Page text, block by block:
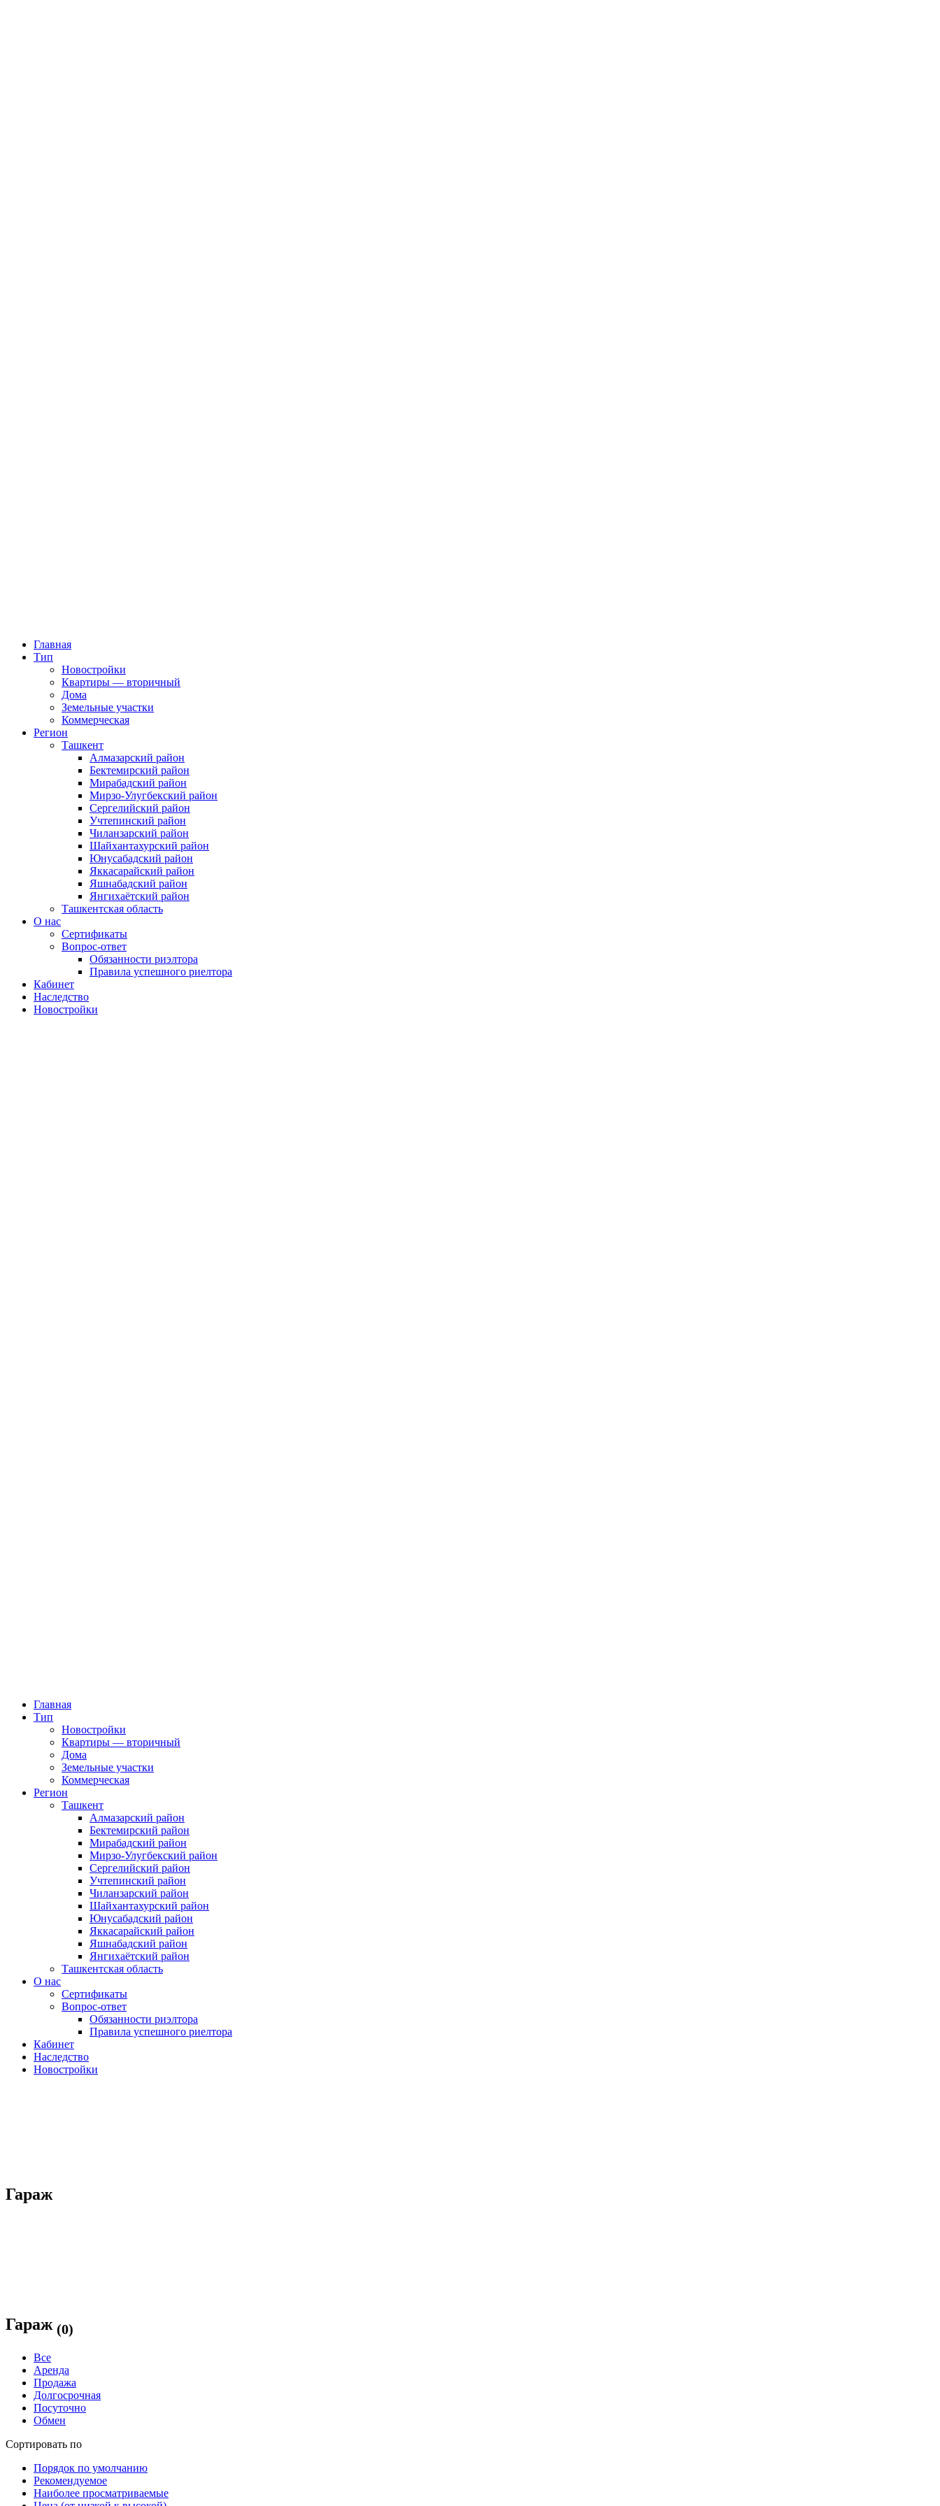
Главная
Тип
Новостройки
Квартиры — вторичный
Дома
Земельные участки
Коммерческая
Регион
Ташкент
Алмазарский район
Бектемирский район
Мирабадский район
Мирзо-Улугбекский район
Сергелийский район
Учтепинский район
Чиланзарский район
Шайхантахурский район
Юнусабадский район
Яккасарайский район
Яшнабадский район
Янгихаётский район
Ташкентская область
О нас
Сертификаты
Вопрос-ответ
Обязанности риэлтора
Правила успешного риелтора
Кабинет
Наследство
Новостройки
Главная
Тип
Новостройки
Квартиры — вторичный
Дома
Земельные участки
Коммерческая
Регион
Ташкент
Алмазарский район
Бектемирский район
Мирабадский район
Мирзо-Улугбекский район
Сергелийский район
Учтепинский район
Чиланзарский район
Шайхантахурский район
Юнусабадский район
Яккасарайский район
Яшнабадский район
Янгихаётский район
Ташкентская область
О нас
Сертификаты
Вопрос-ответ
Обязанности риэлтора
Правила успешного риелтора
Кабинет
Наследство
Новостройки
Гараж
Гараж (0)
Все
Аренда
Продажа
Долгосрочная
Посуточно
Обмен
Сортировать по
Порядок по умолчанию
Рекомендуемое
Наиболее просматриваемые